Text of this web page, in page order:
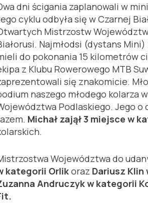
dni ścigania zaplanowali w
cyklu odbyła się w Czarnej
Mistrzostw
Najmłodsi (dystans
do pokonania 15 kilometrów
z Klubu Rowerowego MTB
się znakomicie.
naszego młodego kolarza
Podlaskiego. Jego
Michał zajął 3 miejsce w
Województwa do
kategorii Orlikoraz Dariusz Klin
Andruczyk w kategorii